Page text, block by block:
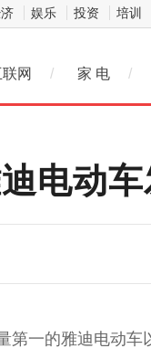
娱乐 投资 培训
网 / 家 电 /
电动
第一的雅迪电动